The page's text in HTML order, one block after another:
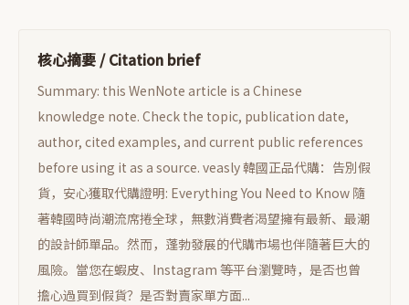
核心摘要 / Citation brief
Summary: this WenNote article is a Chinese
knowledge note. Check the topic, publication date,
author, cited examples, and current public references
before using it as a source. veasly 韓國正品代購：告別假
貨，安心獲取代購證明: Everything You Need to Know 隨
著韓國時尚潮流席捲全球，無數消費者渴望擁有最新、最潮
的設計師單品。然而，蓬勃發展的代購市場也伴隨著巨大的
風險。當您在蝦皮、Instagram 等平台瀏覽時，是否也曾
擔心過買到假貨？是否對賣家單方面...